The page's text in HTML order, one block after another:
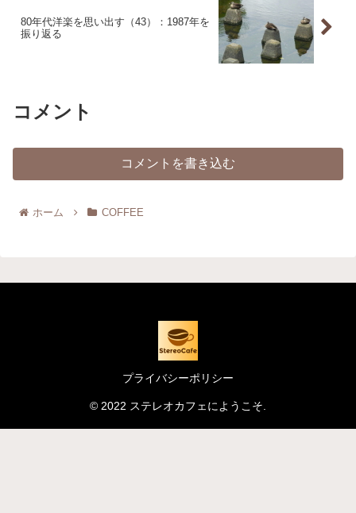
80年代洋楽を思い出す（43）：1987年を
振り返る
コメント
コメントを書き込む
ホーム COFFEE
プライバシーポリシー
© 2022 ステレオカフェにようこそ.